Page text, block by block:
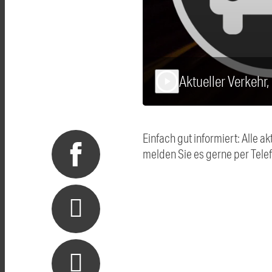
Aktueller
Einfach gut informiert: Alle
melden Sie es gerne per